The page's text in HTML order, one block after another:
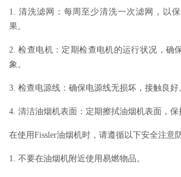
1. 清洗滤网：每周至少清洗一次滤网，以
果。
2. 检查电机：定期检查电机的运行状况，确
象。
3. 检查电源线：确保电源线无损坏，接触良好
4. 清洁油烟机表面：定期擦拭油烟机表面，保
在使用Fissler油烟机时，请遵循以下安全注意
1. 不要在油烟机附近使用易燃物品。